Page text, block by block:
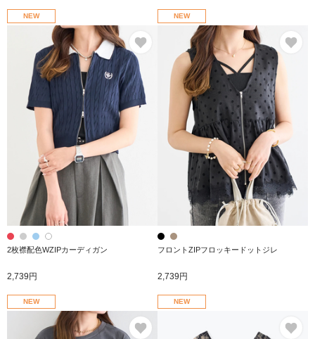
NEW
お気に入り
2枚襟配色WZIPカーディガン
2,739円
NEW
フロントZIPフロッキードットジレ
2,739円
NEW NEW